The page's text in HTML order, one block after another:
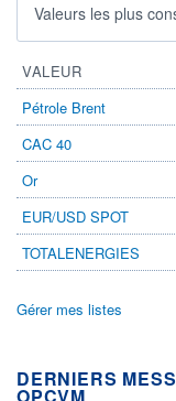
Valeurs les plus
VALEUR
Pétrole Brent
CAC 40
Or
EUR/USD SPOT
TOTALENERGIES
Gérer mes listes
DERNIERS